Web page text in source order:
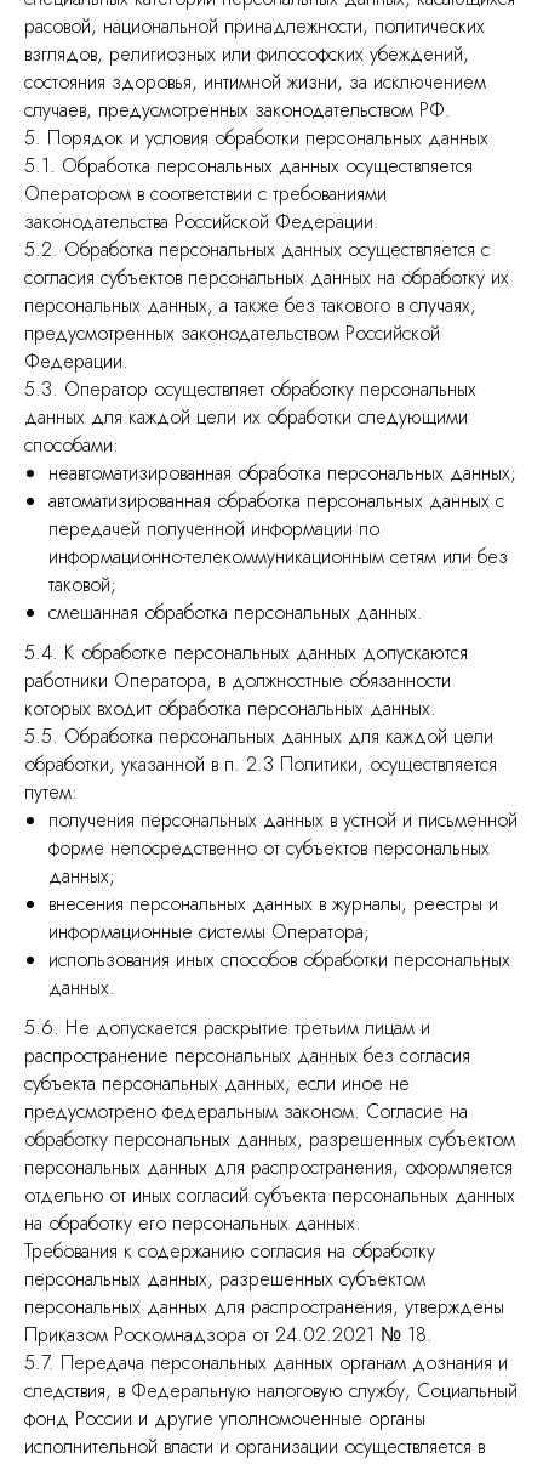
расовой, национальной принадлежности, политических
взглядов, религиозных или философских убеждений,
состояния здоровья, интимной жизни, за исключением
случаев, предусмотренных законодательством РФ.
5. Порядок и условия обработки персональных данных
5.1. Обработка персональных данных осуществляется
Оператором в соответствии с требованиями
законодательства Российской Федерации.
5.2. Обработка персональных данных осуществляется с
согласия субъектов персональных данных на обработку их
персональных данных, а также без такового в случаях,
предусмотренных законодательством Российской
Федерации.
5.3. Оператор осуществляет обработку персональных
данных для каждой цели их обработки следующими
способами:
неавтоматизированная обработка персональных данных;
автоматизированная обработка персональных данных с
передачей полученной информации по
информационно-телекоммуникационным сетям или без
таковой;
смешанная обработка персональных данных.
5.4. К обработке персональных данных допускаются
работники Оператора, в должностные обязанности
которых входит обработка персональных данных.
5.5. Обработка персональных данных для каждой цели
обработки, указанной в п. 2.3 Политики, осуществляется
путем:
получения персональных данных в устной и письменной
форме непосредственно от субъектов персональных
данных;
внесения персональных данных в журналы, реестры и
информационные системы Оператора;
использования иных способов обработки персональных
данных.
5.6. Не допускается раскрытие третьим лицам и
распространение персональных данных без согласия
субъекта персональных данных, если иное не
предусмотрено федеральным законом. Согласие на
обработку персональных данных, разрешенных субъектом
персональных данных для распространения, оформляется
отдельно от иных согласий субъекта персональных данных
на обработку его персональных данных.
Требования к содержанию согласия на обработку
персональных данных, разрешенных субъектом
персональных данных для распространения, утверждены
Приказом Роскомнадзора от 24.02.2021 № 18.
5.7. Передача персональных данных органам дознания и
следствия, в Федеральную налоговую службу, Социальный
фонд России и другие уполномоченные органы
исполнительной власти и организации осуществляется в